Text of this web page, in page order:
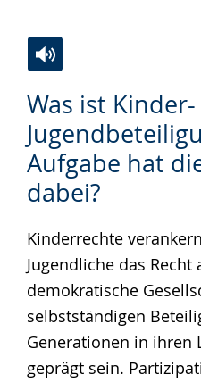
Was ist
Aufgabe hat
dabei?
Kinderrechte
Jugendliche das
demokratische
selbstständigen
Generationen in ihren
geprägt sein.
Leichten
Sprache
wechseln.
Audio-
Unterstützung.
Video
in
Deutscher
Gebärdensprache
angezeigt.